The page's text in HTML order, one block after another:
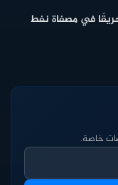
في مصفاة نفط
خاصة.